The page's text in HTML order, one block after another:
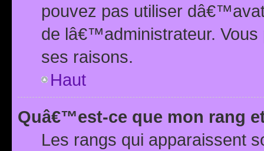
pouvez pas utiliser
de lâ€™administrateur.
ses raisons.
Haut
Quâ€™est-ce que mon rang
Les rangs qui apparaissent